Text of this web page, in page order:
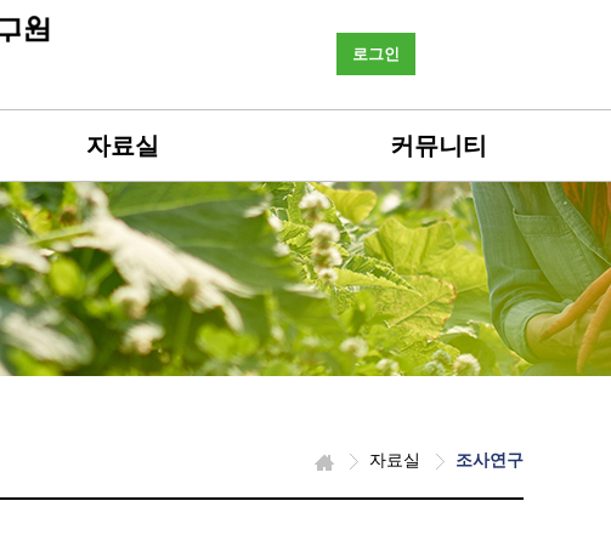
로그인
자료실 커뮤니티
자료실 조사연구